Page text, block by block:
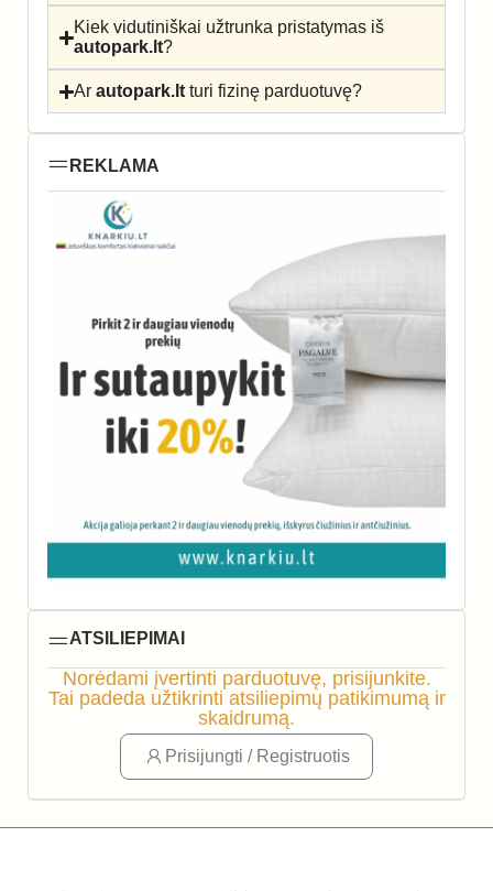
Kiek vidutiniškai užtrunka pristatymas iš
autopark.lt?
Arautopark.lt turi fizinę parduotuvę?
REKLAMA
ATSILIEPIMAI
Norėdami įvertinti parduotuvę, prisijunkite.
Tai padeda užtikrinti atsiliepimų patikimumą ir
skaidrumą.
Prisijungti / Registruotis